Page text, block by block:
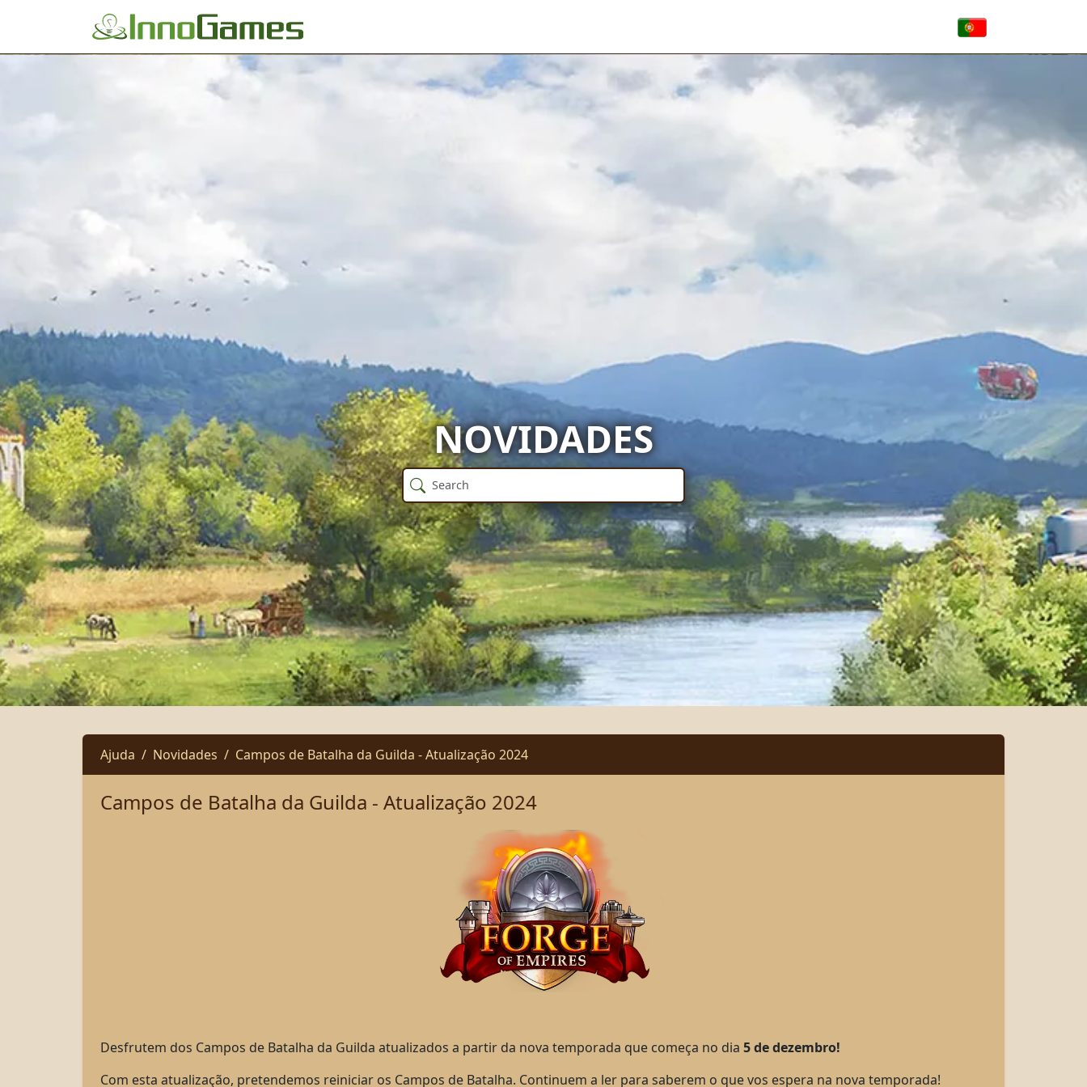
NOVIDADES
Ajuda Novidades Campos de Batalha da Guilda - Atualização 2024
Campos de Batalha da Guilda - Atualização 2024
Desfrutem dos Campos de Batalha da Guilda atualizados a partir da nova temporada que começa no dia 5 de dezembro!
Com esta atualização, pretendemos reiniciar os Campos de Batalha. Continuem a ler para saberem o que vos espera na nova temporada!